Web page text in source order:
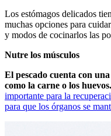
Los estómagos delicados
muchas opciones para
y modos de cocinarlos las
Nutre los músculos
El pescado cuenta con
como la carne o los huevos.
importante para la
para que los órganos se